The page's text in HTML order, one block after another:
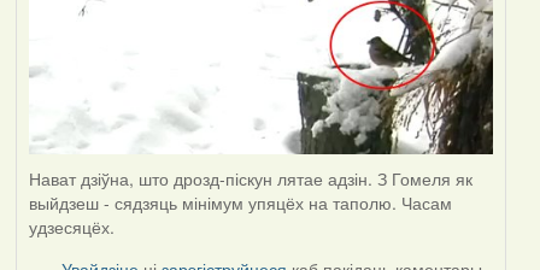
Нават дзіўна, што дрозд-піскун лятае адзін. З Гомеля як
выйдзеш - сядзяць мінімум упяцёх на таполю. Часам
удзесяцёх.